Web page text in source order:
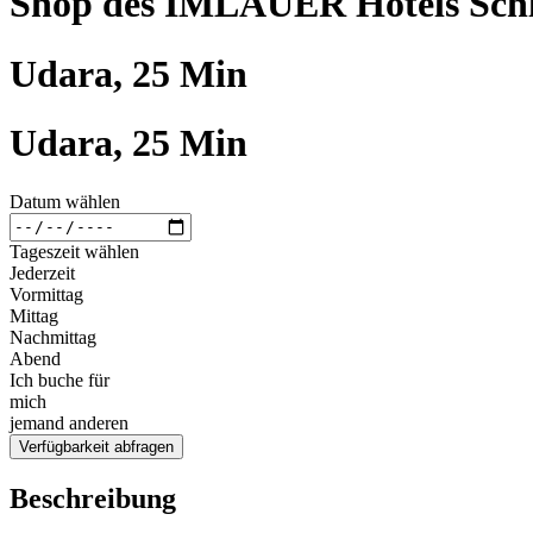
Udara, 25 Min
Udara, 25 Min
Datum wählen
Tageszeit wählen
Jederzeit
Vormittag
Mittag
Nachmittag
Abend
Ich buche für
mich
jemand anderen
Verfügbarkeit abfragen
Beschreibung